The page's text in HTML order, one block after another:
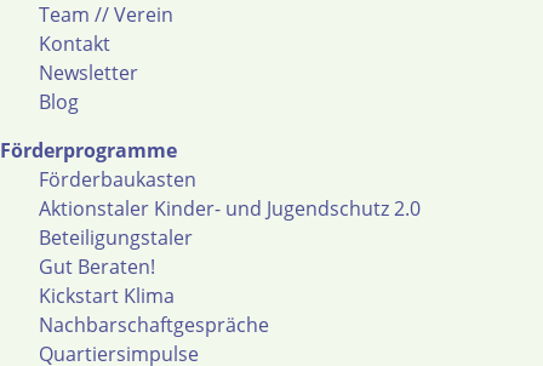
Team // Verein
Kontakt
Newsletter
Blog
Förderprogramme
Förderbaukasten
Aktionstaler Kinder- und Jugendschutz 2.0
Beteiligungstaler
Gut Beraten!
Kickstart Klima
Nachbarschaftgespräche
Quartiersimpulse